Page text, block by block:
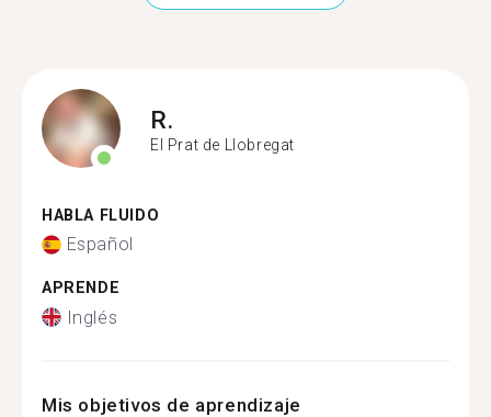
R.
El Prat de Llobregat
HABLA FLUIDO
Español
APRENDE
Inglés
Mis objetivos de aprendizaje